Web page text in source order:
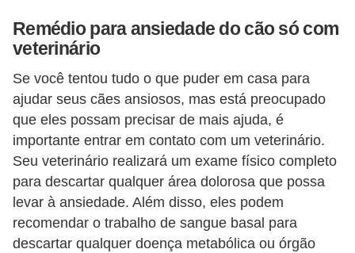
Remédio para ansiedade do cão só com
veterinário
Se você tentou tudo o que puder em casa para
ajudar seus cães ansiosos, mas está preocupado
que eles possam precisar de mais ajuda, é
importante entrar em contato com um veterinário.
Seu veterinário realizará um exame físico completo
para descartar qualquer área dolorosa que possa
levar à ansiedade. Além disso, eles podem
recomendar o trabalho de sangue basal para
descartar qualquer doença metabólica ou órgão